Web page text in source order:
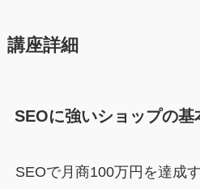
講座詳細
SEOに強いショップの基
SEOで月商100万円を達成